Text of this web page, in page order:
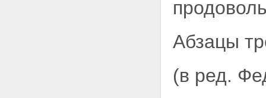
Абзацы
(в ред.